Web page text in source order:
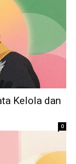
Kelola dan
0